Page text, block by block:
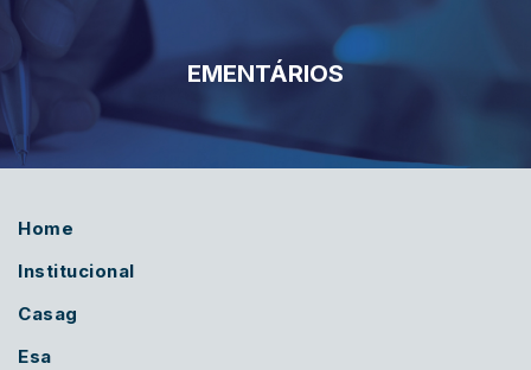
EMENTÁRIOS
Home
Institucional
Casag
Esa